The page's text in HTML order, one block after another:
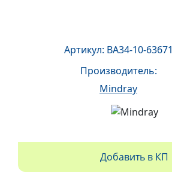
Артикул: BA34-10-63671
Производитель:
Mindray
Добавить в КП